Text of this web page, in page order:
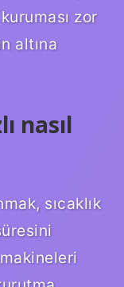
zor
altına
nasıl
sıcaklık